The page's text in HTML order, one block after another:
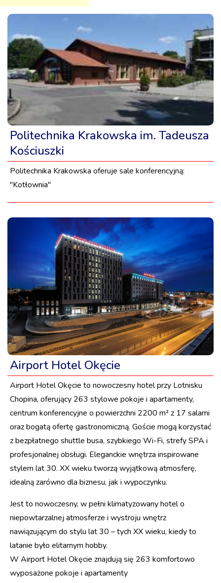
Politechnika Krakowska im. Tadeusza
Kościuszki
Politechnika Krakowska oferuje sale konferencyjną:
"Kotłownia"
Airport Hotel Okęcie
Airport Hotel Okęcie to nowoczesny hotel przy Lotnisku
Chopina, oferujący 263 stylowe pokoje i apartamenty,
centrum konferencyjne o powierzchni 2200 m² z 17 salami
oraz bogatą ofertę gastronomiczną. Goście mogą korzystać
z bezpłatnego shuttle busa, szybkiego Wi-Fi, strefy SPA i
profesjonalnej obsługi. Eleganckie wnętrza inspirowane
stylem lat 30. XX wieku tworzą wyjątkową atmosferę,
idealną zarówno dla biznesu, jak i wypoczynku.
Jest to nowoczesny, w pełni klimatyzowany hotel o
niepowtarzalnej atmosferze i wystroju wnętrz
nawiązującym do stylu lat 30 – tych XX wieku, kiedy to
latanie było elitarnym hobby.
W Airport Hotel Okęcie znajdują się 263 komfortowo
wyposażone pokoje i apartamenty